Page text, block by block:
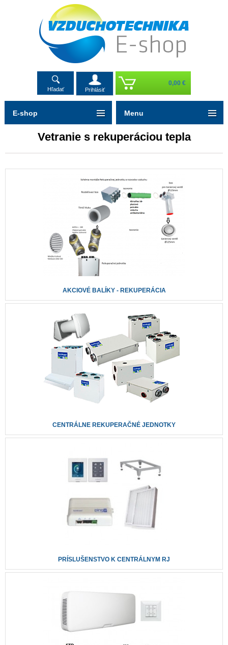
Hľadať Prihlásiť
0,00 €
Vetranie s rekuperáciou tepla
AKCIOVÉ BALÍKY - REKUPERÁCIA
CENTRÁLNE REKUPERAČNÉ JEDNOTKY
PRÍSLUŠENSTVO K CENTRÁLNYM RJ
E-shop Menu